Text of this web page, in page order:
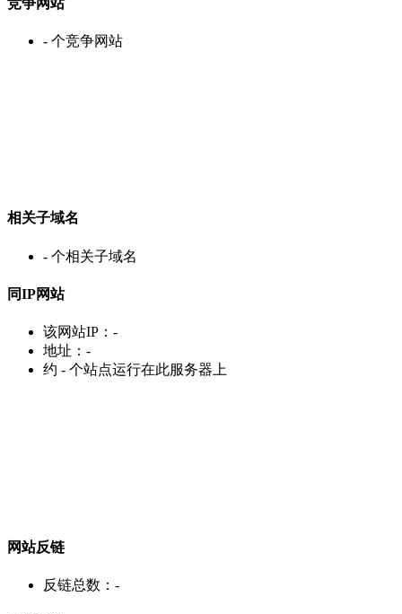
竞争网站
- 个竞争网站
相关子域名
- 个相关子域名
同IP网站
该网站IP： -
地址： -
约 - 个站点运行在此服务器上
网站反链
反链总数： -